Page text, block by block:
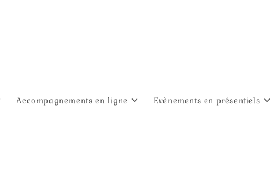
Accompagnements en ligne Evènements en présentiels